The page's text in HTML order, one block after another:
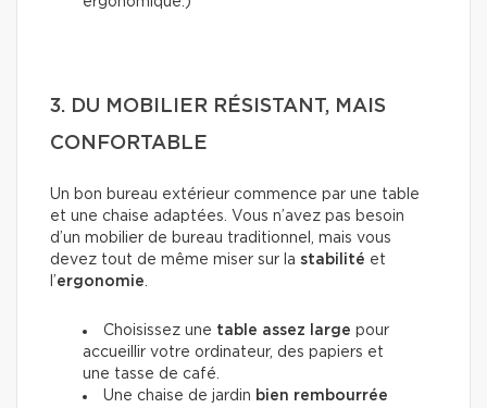
3. DU MOBILIER RÉSISTANT, MAIS
CONFORTABLE
Un bon bureau extérieur commence par une table
et une chaise adaptées. Vous n’avez pas besoin
d’un mobilier de bureau traditionnel, mais vous
devez tout de même miser sur la stabilité et
l’ergonomie
Choisissez une table assez large pour
accueillir votre ordinateur, des papiers et
une tasse de café.
Une chaise de jardin bien rembourrée